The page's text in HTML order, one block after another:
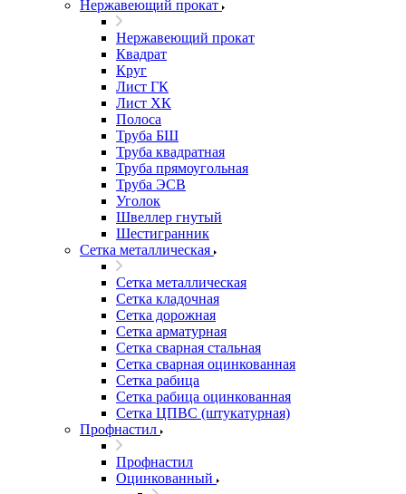
Нержавеющий прокат
Нержавеющий прокат
Квадрат
Круг
Лист ГК
Лист ХК
Полоса
Труба БШ
Труба квадратная
Труба прямоугольная
Труба ЭСВ
Уголок
Швеллер гнутый
Шестигранник
Сетка металлическая
Сетка металлическая
Сетка кладочная
Сетка дорожная
Сетка арматурная
Сетка сварная стальная
Сетка сварная оцинкованная
Сетка рабица
Сетка рабица оцинкованная
Сетка ЦПВС (штукатурная)
Профнастил
Профнастил
Оцинкованный